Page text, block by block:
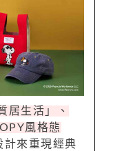
居生活」、
風格態
計來重現經典